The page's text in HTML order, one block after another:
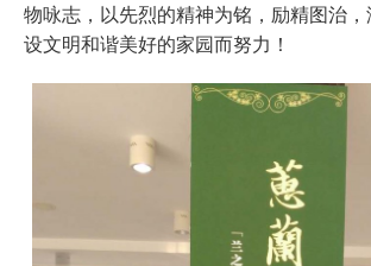
物咏志，以先烈的精神为铭，励精图治
设文明和谐美好的家园而努力！